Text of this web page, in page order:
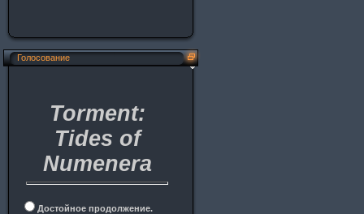
Голосование
Torment:
Tides of
Numenera
Достойное продолжение.